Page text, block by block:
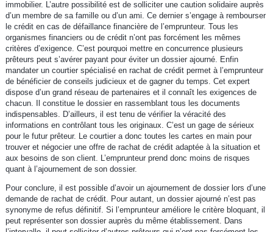
immobilier. L’autre possibilité est de solliciter une caution solidaire auprès
d’un membre de sa famille ou d’un ami. Ce dernier s’engage à rembourser
le crédit en cas de défaillance financière de l’emprunteur. Tous les
organismes financiers ou de crédit n’ont pas forcément les mêmes
critères d’exigence. C’est pourquoi mettre en concurrence plusieurs
prêteurs peut s’avérer payant pour éviter un dossier ajourné. Enfin
mandater un courtier spécialisé en rachat de crédit permet à l’emprunteur
de bénéficier de conseils judicieux et de gagner du temps. Cet expert
dispose d’un grand réseau de partenaires et il connaît les exigences de
chacun. Il constitue le dossier en rassemblant tous les documents
indispensables. D’ailleurs, il est tenu de vérifier la véracité des
informations en contrôlant tous les originaux. C’est un gage de sérieux
pour le futur prêteur. Le courtier a donc toutes les cartes en main pour
trouver et négocier une offre de rachat de crédit adaptée à la situation et
aux besoins de son client. L’emprunteur prend donc moins de risques
quant à l’ajournement de son dossier.
Pour conclure, il est possible d’avoir un ajournement de dossier lors d’une
demande de rachat de crédit. Pour autant, un dossier ajourné n’est pas
synonyme de refus définitif. Si l’emprunteur améliore le critère bloquant, il
peut représenter son dossier auprès du même établissement. Dans